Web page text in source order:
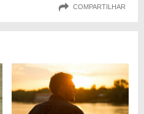
COMPARTILHAR